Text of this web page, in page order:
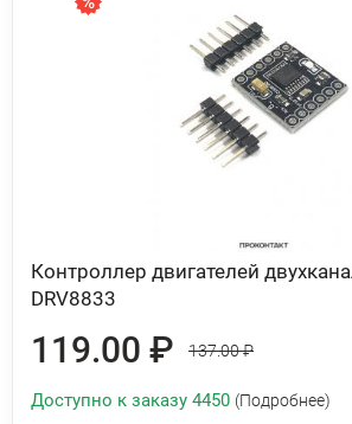
Контроллер двигателей
DRV8833
119.00 ₽ 137.00 ₽
Доступно к заказу 4450 (Подробнее)